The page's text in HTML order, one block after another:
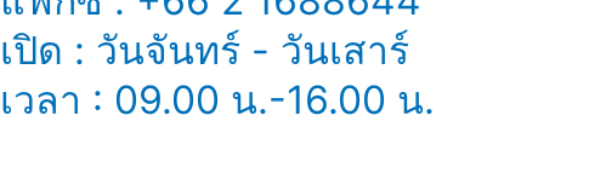
เปิด : วันจันทร์ - วันเสาร์
เวลา : 09.00 น.-16.00 น.